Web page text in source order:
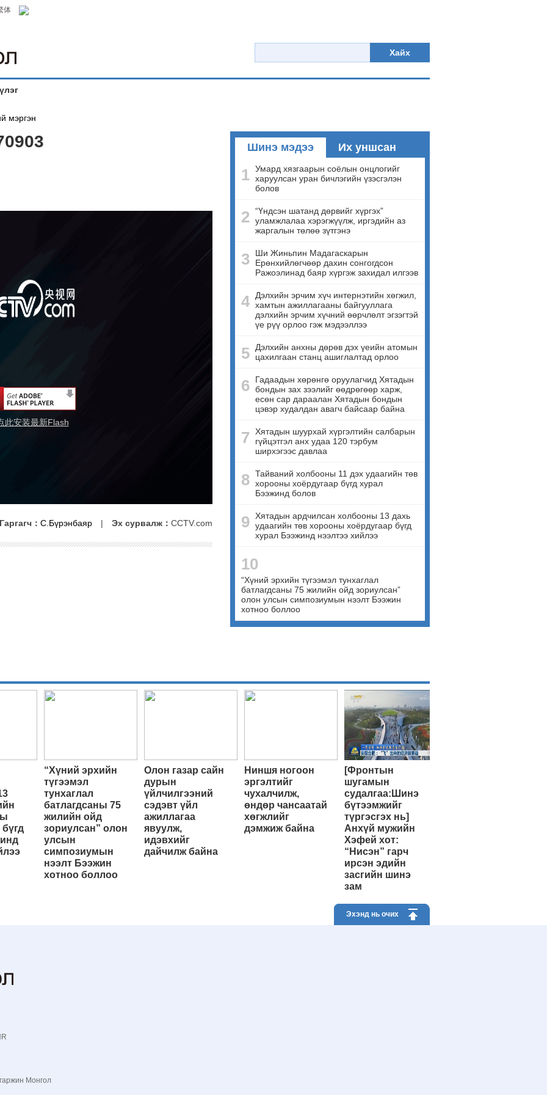
体
Хайх
мэргэн
此安装最新Flash
Гаргагч： С.Бүрэнбаяр | Эх сурвалж： CCTV.com
Шинэ мэдээ Их уншсан
1 Умард хязгаарын соёлын онцлогийг
харуулсан уран бичлэгийн үзэсгэлэн
болов
2 “Үндсэн шатанд дөрвийг хүргэх”
уламжлалаа хэрэгжүүлж, иргэдийн аз
жаргалын төлөө зүтгэнэ
3
Ши Жиньпин Мадагаскарын
Ерөнхийлөгчөөр дахин сонгогдсон
Ражоэлинад баяр хүргэж захидал илгээв
4
Дэлхийн эрчим хүч интернэтийн хөгжил,
хамтын ажиллагааны байгууллага
дэлхийн эрчим хүчний өөрчлөлт эгзэгтэй
үе рүү орлоо гэж мэдээллээ
5
Дэлхийн анхны дөрөв дэх үеийн атомын
цахилгаан станц ашиглалтад орлоо
6
Гадаадын хөрөнгө оруулагчид Хятадын
бондын зах зээлийг өөдрөгөөр харж,
есөн сар дараалан Хятадын бондын
цэвэр худалдан авагч байсаар байна
7
Хятадын шуурхай хүргэлтийн салбарын
гүйцэтгэл анх удаа 120 тэрбум
ширхэгээс давлаа
8 Тайваний холбооны 11 дэх удаагийн төв
хорооны хоёрдугаар бүгд хурал
Бээжинд болов
9 Хятадын ардчилсан холбооны 13 дахь
удаагийн төв хорооны хоёрдугаар бүгд
хурал Бээжинд нээлтээ хийлээ
10
“Хүний эрхийн түгээмэл тунхаглал
батлагдсаны 75 жилийн ойд зориулсан”
олон улсын симпозиумын нээлт Бээжин
хотноо боллоо
“Хүний эрхийн
түгээмэл
тунхаглал
батлагдсаны 75
жилийн ойд
зориулсан” олон
улсын
симпозиумын
нээлт Бээжин
хотноо боллоо
Олон газар сайн
дурын
үйлчилгээний
сэдэвт үйл
ажиллагаа
явуулж,
идэвхийг
дайчилж байна
Ниншя ногоон
эргэлтийг
чухалчилж,
өндөр чансаатай
хөгжлийг
дэмжиж байна
[Фронтын
шугамын
судалгаа:Шинэ
бүтээмжийг
түргэсгэх нь]
Анхүй мужийн
Хэфей хот:
“Нисэн” гарч
ирсэн эдийн
засгийн шинэ
зам
Эхэнд нь очих
Монгол